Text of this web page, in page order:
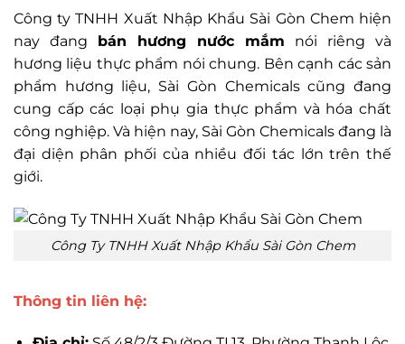
Công ty TNHH Xuất Nhập Khẩu Sài Gòn Chem hiện
nay đang bán hương nước mắm nói riêng và
hương liệu thực phẩm nói chung. Bên cạnh các sản
phẩm hương liệu, Sài Gòn Chemicals cũng đang
cung cấp các loại phụ gia thực phẩm và hóa chất
công nghiệp. Và hiện nay, Sài Gòn Chemicals đang là
đại diện phân phối của nhiều đối tác lớn trên thế
giới.
Công Ty TNHH Xuất Nhập Khẩu Sài Gòn Chem
Thông tin liên hệ: